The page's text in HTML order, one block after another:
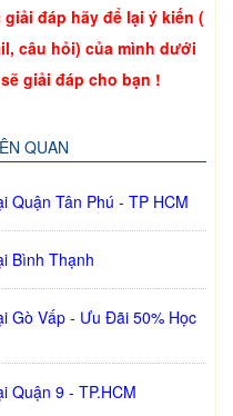
đáp hãy để lại ý kiến (
câu hỏi) của mình dưới
giải đáp cho bạn !
QUAN
Quận Tân Phú - TP HCM
Bình Thạnh
Gò Vấp - Ưu Đãi 50% Học
Quận 9 - TP.HCM